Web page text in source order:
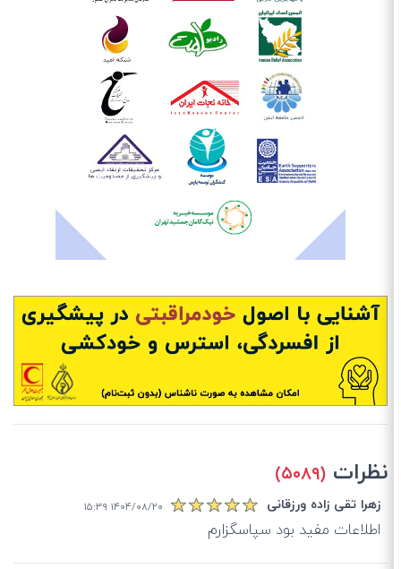
نظرات
زهرا تقی زاده ورزقانی ۱۴۰۴/۰۸/۲۰ ۱۵:۳۹
اطلاعات مفید بود سپاسگزارم